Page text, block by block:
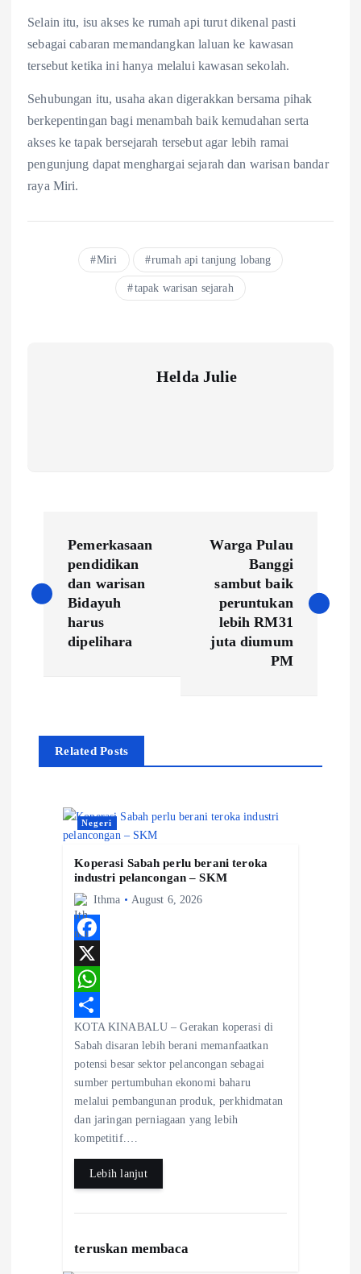
Selain itu, isu akses ke rumah api turut dikenal pasti
sebagai cabaran memandangkan laluan ke kawasan
tersebut ketika ini hanya melalui kawasan sekolah.
Sehubungan itu, usaha akan digerakkan bersama pihak
berkepentingan bagi menambah baik kemudahan serta
akses ke tapak bersejarah tersebut agar lebih ramai
pengunjung dapat menghargai sejarah dan warisan bandar
raya Miri.
Miri rumah api tanjung lobang
tapak warisan sejarah
Helda Julie
s
a
v
Pemerkasaan
pendidikan
dan warisan
Bidayuh
harus
dipelihara
Warga Pulau
Banggi
sambut baik
peruntukan
lebih RM31
juta diumum
PM
Related Posts
Negeri
Koperasi Sabah perlu berani teroka
industri pelancongan – SKM
Ithma August 6, 2026
F
a
c
e
o
o
k
X
W
h
t
s
A
p
S
a
r
e
KOTA KINABALU – Gerakan koperasi di
Sabah disaran lebih berani memanfaatkan
potensi besar sektor pelancongan sebagai
sumber pertumbuhan ekonomi baharu
melalui pembangunan produk, perkhidmatan
dan jaringan perniagaan yang lebih
kompetitif.…
Lebih lanjut
teruskan membaca